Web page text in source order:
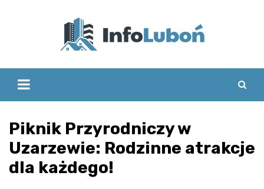
Piknik Przyrodniczy w
Uzarzewie: Rodzinne atrakcje
dla każdego!